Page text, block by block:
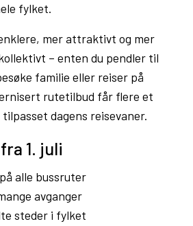
fylket.
mer attraktivt og mer
– enten du pendler til
familie eller reiser på
rutetilbud får flere et
dagens reisevaner.
1. juli
alle bussruter
avganger
steder i fylket